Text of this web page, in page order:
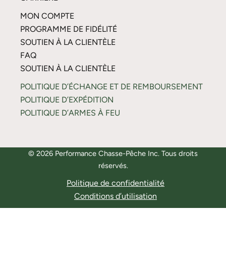
MON COMPTE
PROGRAMME DE FIDÉLITÉ
SOUTIEN À LA CLIENTÈLE
FAQ
SOUTIEN À LA CLIENTÈLE
POLITIQUE D’ÉCHANGE ET DE REMBOURSEMENT
POLITIQUE D’EXPÉDITION
POLITIQUE D’ARMES À FEU
© 2026 Performance Chasse-Pêche Inc. Tous droits
réservés.
Politique de confidentialité
Conditions d’utilisation